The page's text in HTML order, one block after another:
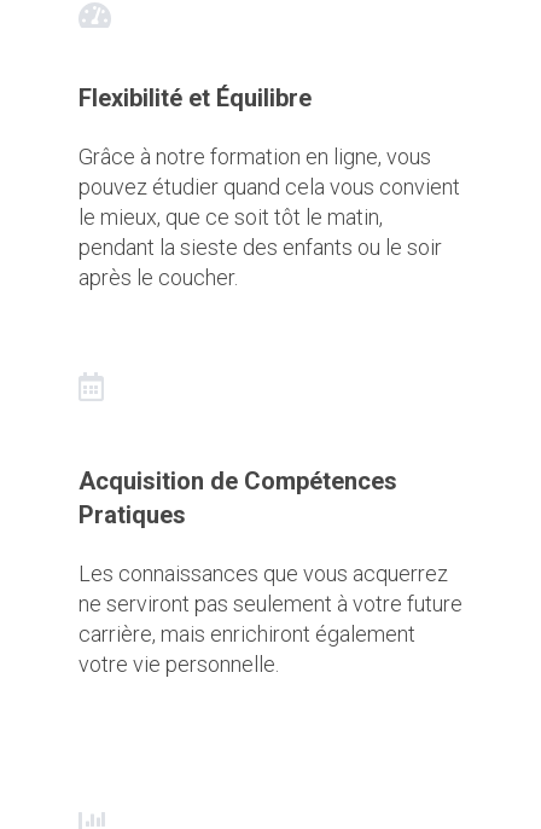
Flexibilité et Équilibre
Grâce à notre formation en ligne, vous
pouvez étudier quand cela vous convient
le mieux, que ce soit tôt le matin,
pendant la sieste des enfants ou le soir
après le coucher.
Acquisition de Compétences
Pratiques
Les connaissances que vous acquerrez
ne serviront pas seulement à votre future
carrière, mais enrichiront également
votre vie personnelle.